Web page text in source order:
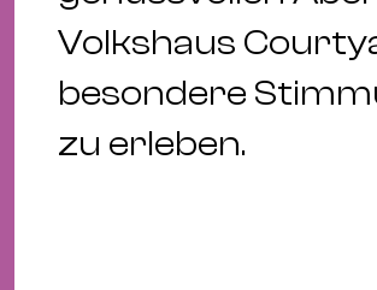
Volkshaus
besondere
zu erleben.